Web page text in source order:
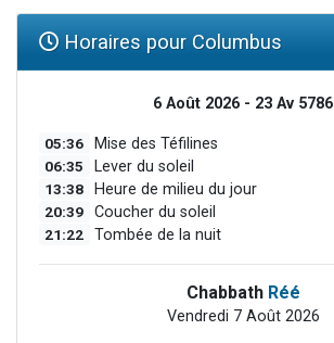
Horaires pour Columbus
6 Août 2026 - 23 Av 5786
05:36 Mise des Téfilines
06:35 Lever du soleil
13:38 Heure de milieu du jour
20:39 Coucher du soleil
21:22 Tombée de la nuit
Chabbath Réé
Vendredi 7 Août 2026